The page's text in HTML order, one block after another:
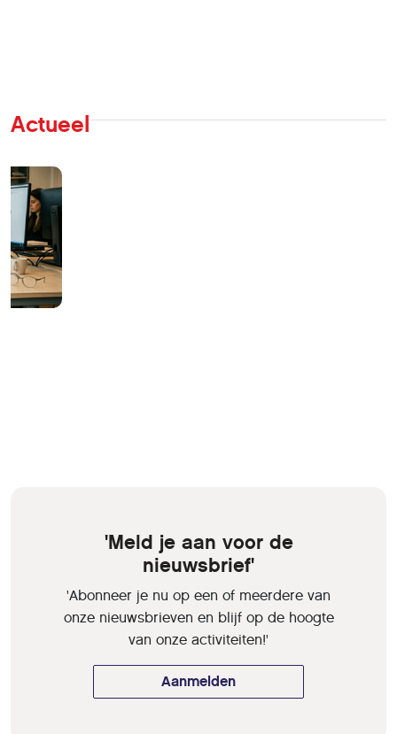
Actueel
'Meld je aan voor de
nieuwsbrief'
'Abonneer je nu op een of meerdere van
onze nieuwsbrieven en blijf op de hoogte
van onze activiteiten!'
Aanmelden